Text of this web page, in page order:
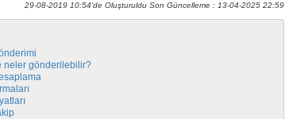
29-08-2019 10:54'de Oluşturuldu Son Güncelleme : 13-04-2025 22:59
neler gönderilebilir?